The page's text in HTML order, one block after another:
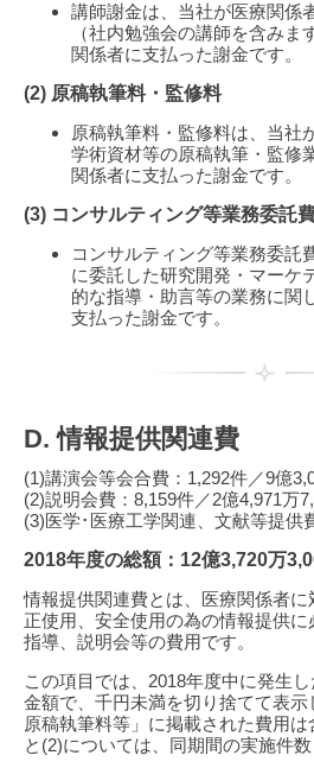
講師謝金は、当社が医療関係
（社内勉強会の講師を含みま
関係者に支払った謝金です。
(2) 原稿執筆料・監修料
原稿執筆料・監修料は、当社
学術資材等の原稿執筆・監修
関係者に支払った謝金です。
(3) コンサルティング等業務委託
コンサルティング等業務委託
に委託した研究開発・マーケ
的な指導・助言等の業務に関
支払った謝金です。
D. 情報提供関連費
(1)講演会等会合費：1,292件／9億
(2)説明会費：8,159件／2億4,971万
(3)医学･医療工学関連、文献等提供
2018年度の総額：12億3,720万
情報提供関連費とは、医療関係者
正使用、安全使用の為の情報提供
指導、説明会等の費用です。
この項目では、2018年度中に発生
金額で、千円未満を切り捨てて表
原稿執筆料等」に掲載された費用
と(2)については、同期間の実施件数